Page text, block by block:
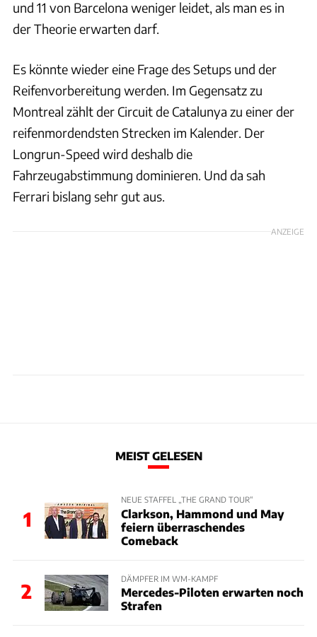
und 11 von Barcelona weniger leidet, als man es in
der Theorie erwarten darf.
Es könnte wieder eine Frage des Setups und der
Reifenvorbereitung werden. Im Gegensatz zu
Montreal zählt der Circuit de Catalunya zu einer der
reifenmordendsten Strecken im Kalender. Der
Longrun-Speed wird deshalb die
Fahrzeugabstimmung dominieren. Und da sah
Ferrari bislang sehr gut aus.
ANZEIGE
MEIST GELESEN
1
NEUE STAFFEL „THE GRAND TOUR“
Clarkson, Hammond und May
feiern überraschendes
Comeback
2
DÄMPFER IM WM-KAMPF
Mercedes-Piloten erwarten noch
Strafen